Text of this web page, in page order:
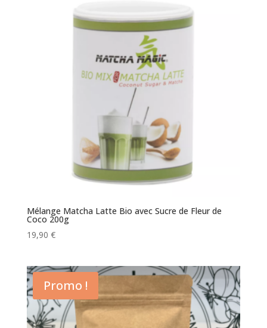
25,16 €
Mélange Matcha Latte Bio avec Sucre de Fleur de
Coco 200g
19,90 €
Promo !